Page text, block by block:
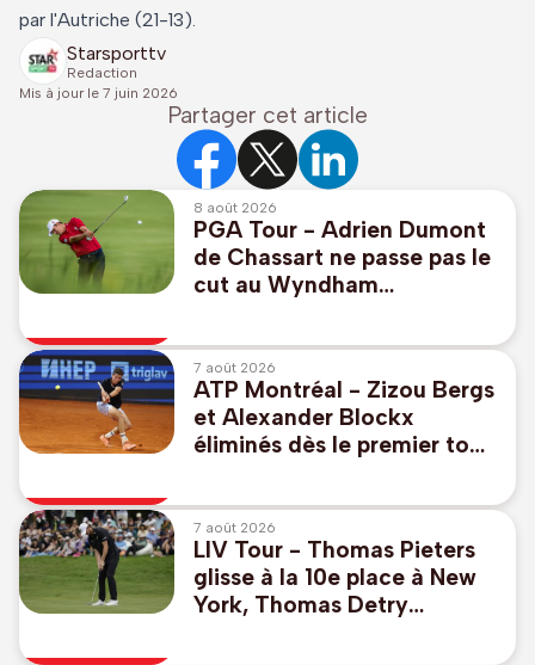
par l'Autriche (21-13).
Starsporttv
Redaction
Mis à jour le 7 juin 2026
Partager cet article
8 août 2026
PGA Tour - Adrien Dumont
de Chassart ne passe pas le
cut au Wyndham
7 août 2026
ATP Montréal - Zizou Bergs
et Alexander Blockx
éliminés dès le premier tour
7 août 2026
LIV Tour - Thomas Pieters
glisse à la 10e place à New
York, Thomas Detry